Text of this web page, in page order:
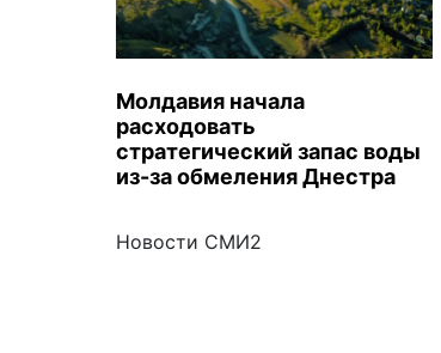
Молдавия начала
расходовать
стратегический запас воды
из-за обмеления Днестра
Новости СМИ2